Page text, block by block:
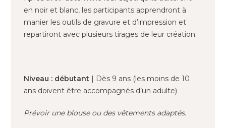
en noir et blanc, les participants apprendront à
manier les outils de gravure et d’impression et
repartiront avec plusieurs tirages de leur création.
Niveau : débutant | Dès 9 ans (les moins de 10
ans doivent être accompagnés d’un adulte)
Prévoir une blouse ou des vêtements adaptés.